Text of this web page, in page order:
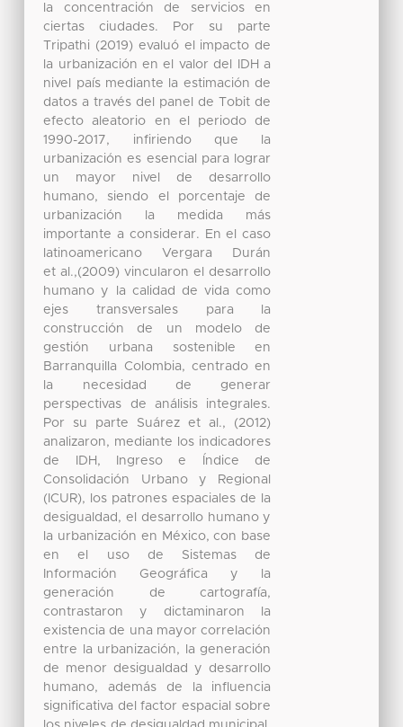
la concentración de servicios en
ciertas ciudades. Por su parte
Tripathi (2019) evaluó el impacto de
la urbanización en el valor del IDH a
nivel país mediante la estimación de
datos a través del panel de Tobit de
efecto aleatorio en el periodo de
1990-2017, infiriendo que la
urbanización es esencial para lograr
un mayor nivel de desarrollo
humano, siendo el porcentaje de
urbanización la medida más
importante a considerar. En el caso
latinoamericano Vergara Durán
et al.,(2009) vincularon el desarrollo
humano y la calidad de vida como
ejes transversales para la
construcción de un modelo de
gestión urbana sostenible en
Barranquilla Colombia, centrado en
la necesidad de generar
perspectivas de análisis integrales.
Por su parte Suárez et al., (2012)
analizaron, mediante los indicadores
de IDH, Ingreso e Índice de
Consolidación Urbano y Regional
(ICUR), los patrones espaciales de la
desigualdad, el desarrollo humano y
la urbanización en México, con base
en el uso de Sistemas de
Información Geográfica y la
generación de cartografía,
contrastaron y dictaminaron la
existencia de una mayor correlación
entre la urbanización, la generación
de menor desigualdad y desarrollo
humano, además de la influencia
significativa del factor espacial sobre